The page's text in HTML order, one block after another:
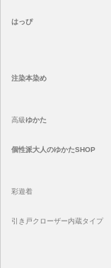
はっぴ
注染本染め
高級ゆかた
個性派大人のゆかたSHOP
彩遊着
引き戸クローザー内蔵タイプ